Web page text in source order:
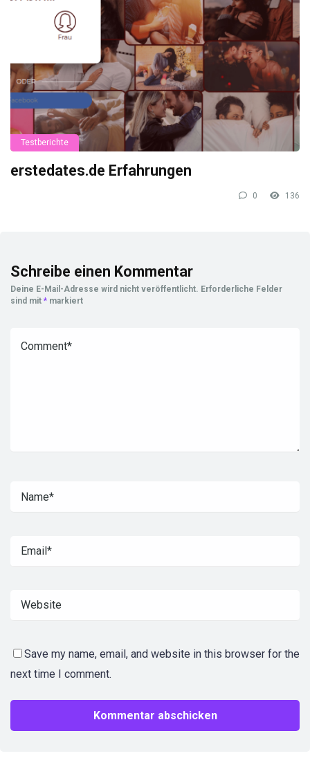
Testberichte
erstedates.de Erfahrungen
0 136
Schreibe einen Kommentar
Deine E-Mail-Adresse wird nicht veröffentlicht. Erforderliche Felder
sind mit * markiert
Save my name, email, and website in this browser for the
next time I comment.